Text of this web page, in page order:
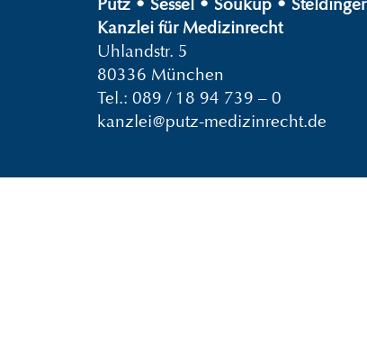
Putz • Sessel • Soukup • Steldinger
Kanzlei für Medizinrecht
Uhlandstr. 5
80336 München
Tel.: 089 / 18 94 739 – 0
kanzlei@putz-medizinrecht.de